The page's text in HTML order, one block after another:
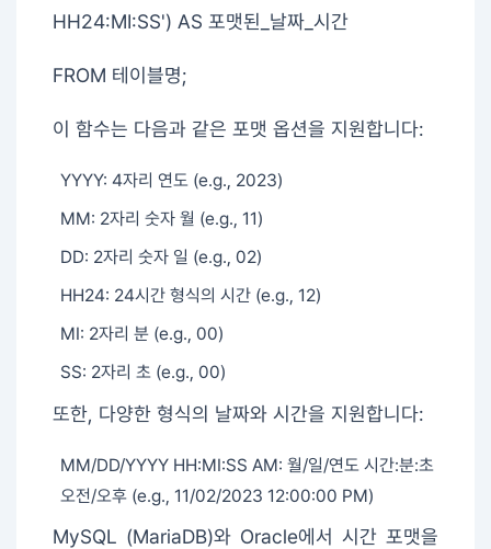
HH24:MI:SS') AS 포맷된_날짜_시간
FROM 테이블명;
이 함수는 다음과 같은 포맷 옵션을 지원합니다:
YYYY: 4자리 연도 (e.g., 2023)
MM: 2자리 숫자 월 (e.g., 11)
DD: 2자리 숫자 일 (e.g., 02)
HH24: 24시간 형식의 시간 (e.g., 12)
MI: 2자리 분 (e.g., 00)
SS: 2자리 초 (e.g., 00)
또한, 다양한 형식의 날짜와 시간을 지원합니다:
MM/DD/YYYY HH:MI:SS AM: 월/일/연도 시간:분:초
오전/오후 (e.g., 11/02/2023 12:00:00 PM)
MySQL (MariaDB)와 Oracle에서 시간 포맷을